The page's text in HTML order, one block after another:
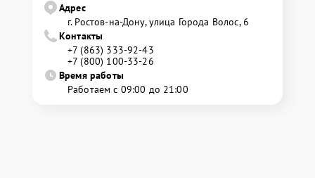
Адрес
г. Ростов-на-Дону, улица Города Волос, 6
Контакты
+7 (863) 333-92-43
+7 (800) 100-33-26
Время работы
Работаем с 09:00 до 21:00